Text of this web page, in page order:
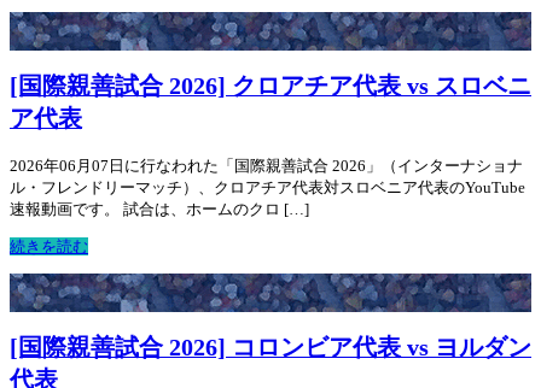
[国際親善試合 2026] クロアチア代表 vs スロベニ
ア代表
2026年06月07日に行なわれた「国際親善試合 2026」（インターナショナ
ル・フレンドリーマッチ）、クロアチア代表対スロベニア代表のYouTube
速報動画です。 試合は、ホームのクロ […]
続きを読む
[国際親善試合 2026] コロンビア代表 vs ヨルダン
代表